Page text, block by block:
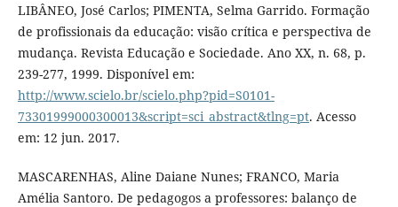
LIBÂNEO, José Carlos; PIMENTA, Selma Garrido. Formação
de profissionais da educação: visão crítica e perspectiva de
mudança. Revista Educação e Sociedade. Ano XX, n. 68, p.
239-277, 1999. Disponível em:
http://www.scielo.br/scielo.php?pid=S0101-
73301999000300013&script=sci_abstract&tlng=pt. Acesso
em: 12 jun. 2017.
MASCARENHAS, Aline Daiane Nunes; FRANCO, Maria
Amélia Santoro. De pedagogos a professores: balanço de